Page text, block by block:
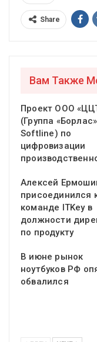
Share
Вам Также
Проект ООО
(Группа
Softline) по
цифровизации
Алексей
присоединился
команде ITKey в
должности
по продукту
В июне рынок
ноутбуков РФ
обвалился